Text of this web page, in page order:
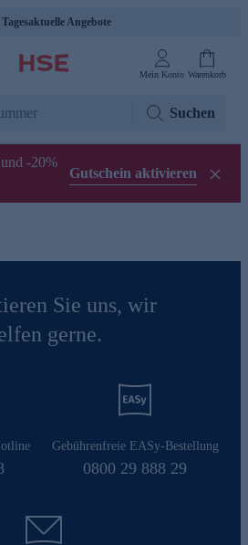
Tagesaktuelle Angebote
Mein Konto Warenkorb
Suchen
-20%
Gutschein aktivieren
Sie uns, wir
gerne.
Gebührenfreie EASy-Bestellung
0800 29 888 29